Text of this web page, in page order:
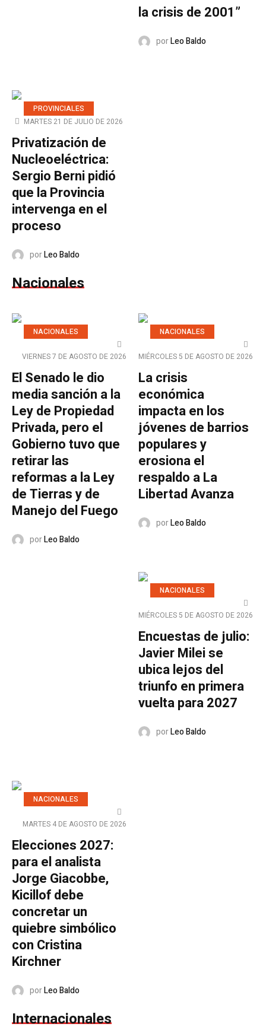
la crisis de 2001”
porLeo Baldo
PROVINCIALES
MARTES 21 DE JULIO DE 2026
Privatización de
Nucleoeléctrica:
Sergio Berni pidió
que la Provincia
intervenga en el
proceso
porLeo Baldo
Nacionales
NACIONALES
VIERNES 7 DE AGOSTO DE 2026
El Senado le dio
media sanción a la
Ley de Propiedad
Privada, pero el
Gobierno tuvo que
retirar las
reformas a la Ley
de Tierras y de
Manejo del Fuego
porLeo Baldo
NACIONALES
MIÉRCOLES 5 DE AGOSTO DE 2026
La crisis
económica
impacta en los
jóvenes de barrios
populares y
erosiona el
respaldo a La
Libertad Avanza
porLeo Baldo
NACIONALES
MIÉRCOLES 5 DE AGOSTO DE 2026
Encuestas de julio:
Javier Milei se
ubica lejos del
triunfo en primera
vuelta para 2027
porLeo Baldo
NACIONALES
MARTES 4 DE AGOSTO DE 2026
Elecciones 2027:
para el analista
Jorge Giacobbe,
Kicillof debe
concretar un
quiebre simbólico
con Cristina
Kirchner
porLeo Baldo
Internacionales